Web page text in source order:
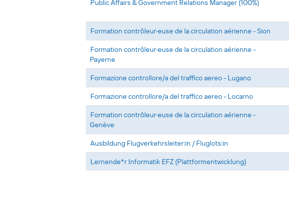
Public Affairs & Government Relations Manager (100%)
Formation contrôleur·euse de la circulation aérienne - Sion
Formation contrôleur·euse de la circulation aérienne -
Payerne
Formazione controllore/a del traffico aereo - Lugano
Formazione controllore/a del traffico aereo - Locarno
Formation contrôleur·euse de la circulation aérienne -
Genève
Ausbildung Flugverkehrsleiter:in / Fluglots:in
Lernende*r Informatik EFZ (Plattformentwicklung)